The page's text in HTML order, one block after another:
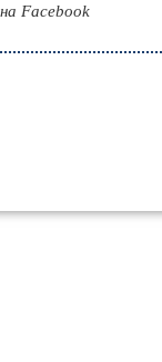
Facebook